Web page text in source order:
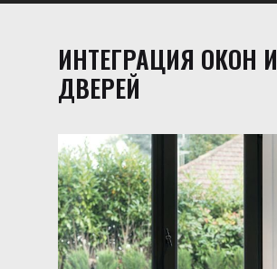
ИНТЕГРАЦИЯ ОКОН И
ДВЕРЕЙ